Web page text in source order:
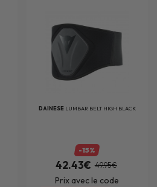
DAINESE LUMBAR BELT HIGH BLACK
-15%
42.43€ 49.95€
Prix avec le code